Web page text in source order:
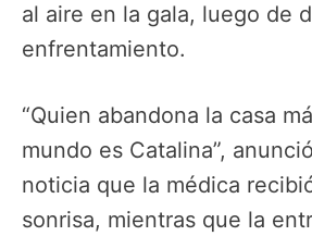
al aire en la gala, luego de
enfrentamiento.
“Quien abandona la casa
mundo es Catalina”,
noticia que la médica
sonrisa, mientras que la